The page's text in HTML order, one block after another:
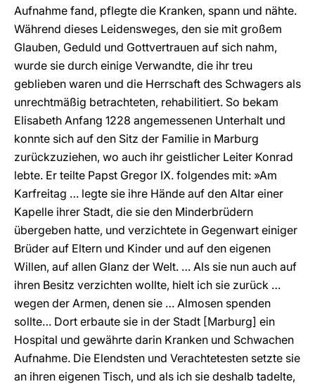
Aufnahme fand, pflegte die Kranken, spann und nähte.
Während dieses Leidensweges, den sie mit großem
Glauben, Geduld und Gottvertrauen auf sich nahm,
wurde sie durch einige Verwandte, die ihr treu
geblieben waren und die Herrschaft des Schwagers als
unrechtmäßig betrachteten, rehabilitiert. So bekam
Elisabeth Anfang 1228 angemessenen Unterhalt und
konnte sich auf den Sitz der Familie in Marburg
zurückzuziehen, wo auch ihr geistlicher Leiter Konrad
lebte. Er teilte Papst Gregor IX. folgendes mit: »Am
Karfreitag … legte sie ihre Hände auf den Altar einer
Kapelle ihrer Stadt, die sie den Minderbrüdern
übergeben hatte, und verzichtete in Gegenwart einiger
Brüder auf Eltern und Kinder und auf den eigenen
Willen, auf allen Glanz der Welt. … Als sie nun auch auf
ihren Besitz verzichten wollte, hielt ich sie zurück …
wegen der Armen, denen sie … Almosen spenden
sollte… Dort erbaute sie in der Stadt [Marburg] ein
Hospital und gewährte darin Kranken und Schwachen
Aufnahme. Die Elendsten und Verachtetesten setzte sie
an ihren eigenen Tisch, und als ich sie deshalb tadelte,